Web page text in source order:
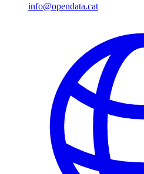
info@opendata.cat